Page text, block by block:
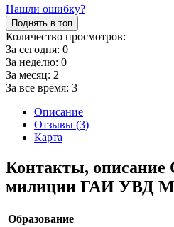
Нашли ошибку?
Поднять в топ
Количество просмотров:
За сегодня: 0
За неделю: 0
За месяц: 2
За все время: 3
Описание
Отзывы (3)
Карта
Контакты, описание
милиции ГАИ УВД
Образование